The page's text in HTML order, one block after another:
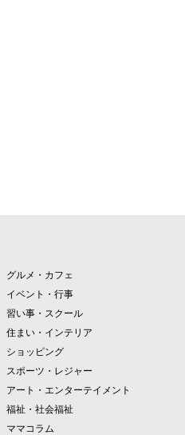
グルメ・カフェ
イベント・行事
習い事・スクール
住まい・インテリア
ショッピング
スポーツ・レジャー
アート・エンターテイメント
福祉・社会福祉
ママコラム